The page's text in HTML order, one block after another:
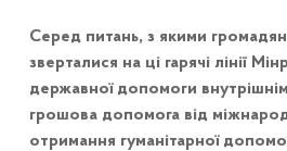
Серед питань, з якими
зверталися на ці гарячі лінії
державної допомоги
грошова допомога від
отримання гуманітарної